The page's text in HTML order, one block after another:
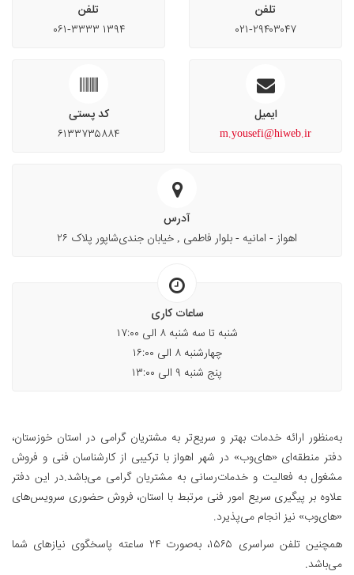
تلفن
۰۲۱-۲۹۴۰۳۰۴۷
تلفن
۰۶۱-۳۳۳۳ ۱۳۹۴
ایمیل
m.yousefi@hiweb.ir
کد پستی
۶۱۳۳۷۳۵۸۸۴
آدرس
اهواز - امانیه - بلوار فاطمی , خیابان جندی‌شاپور پلاک ۲۶
ساعات کاری
شنبه تا سه شنبه ۸ الی ۱۷:۰۰
چهارشنبه ۸ الی ۱۶:۰۰
پنج شنبه ۹ الی ۱۳:۰۰
به‌منظور ارائه خدمات بهتر و سریع‌تر به مشتریان گرامی در استان خوزستان،
دفتر منطقه‌ای «های‌وب» در شهر اهواز با ترکیبی از کارشناسان فنی و فروش
مشغول به فعالیت و خدمات‌رسانی به مشتریان گرامی می‌باشد.در این دفتر
علاوه بر پیگیری سریع امور فنی مرتبط با استان، فروش حضوری سرویس‌های
«های‌وب» نیز انجام می‌پذیرد.
همچنین تلفن سراسری ۱۵۶۵، به‌صورت ۲۴ ساعته پاسخگوی نیازهای شما
می‌باشد.